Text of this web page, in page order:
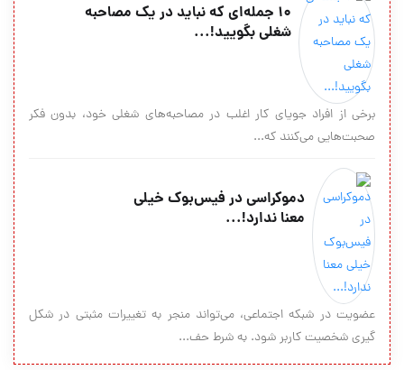
۱۰ جمله‌ای که نباید در یک مصاحبه
شغلی بگویید!...
برخی از افراد جویای کار اغلب در مصاحبه‌های شغلی خود، بدون فکر
صحبت‌هایی می‌کنند که...
دموکراسی در فیس‌بوک خیلی
معنا ندارد!...
عضویت در شبکه اجتماعی، می‌تواند منجر به تغییرات مثبتی در شکل
گیری شخصیت کاربر شود. به شرط حف...